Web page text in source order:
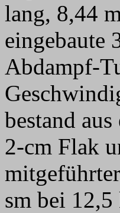
lang, 8,44
eingebaute
Abdampf-
bestand
2-cm Flak
sm bei